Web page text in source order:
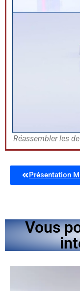
Réassembler les
Présentation
Vous